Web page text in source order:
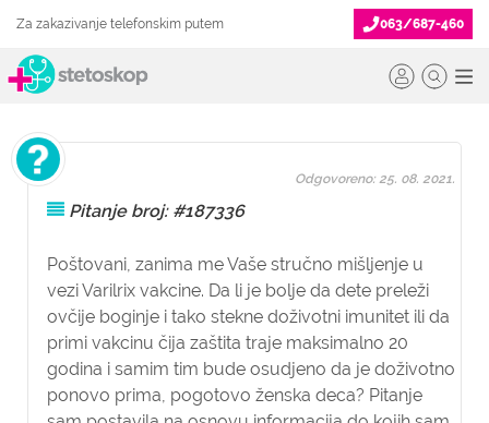
Za zakazivanje telefonskim putem 063/687-460
Pitanje broj: #187336
Poštovani, zanima me Vaše stručno mišljenje u
vezi Varilrix vakcine. Da li je bolje da dete preleži
ovčije boginje i tako stekne doživotni imunitet ili da
primi vakcinu čija zaštita traje maksimalno 20
godina i samim tim bude osudjeno da je doživotno
ponovo prima, pogotovo ženska deca? Pitanje
Odgovoreno: 25. 08. 2021.